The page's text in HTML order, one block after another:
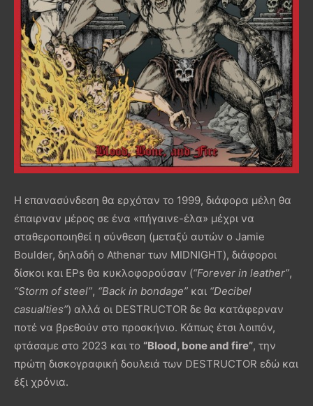
Η επανασύνδεση θα ερχόταν το 1999, διάφορα μέλη θα
έπαιρναν μέρος σε ένα «πήγαινε-έλα» μέχρι να
σταθεροποιηθεί η σύνθεση (μεταξύ αυτών ο Jamie
Boulder, δηλαδή ο Athenar των MIDNIGHT), διάφοροι
δίσκοι και EPs θα κυκλοφορούσαν (“Forever in leather”,
“Storm of steel”, “Back in bondage” και “Decibel
casualties”) αλλά οι DESTRUCTOR δε θα κατάφερναν
ποτέ να βρεθούν στο προσκήνιο. Κάπως έτσι λοιπόν,
φτάσαμε στο 2023 και το “Blood, bone and fire”, την
πρώτη δισκογραφική δουλειά των DESTRUCTOR εδώ και
έξι χρόνια.